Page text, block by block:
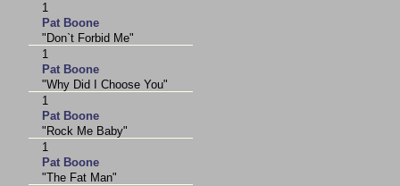
1
Pat Boone
"Don`t Forbid Me"
1
Pat Boone
"Why Did I Choose You"
1
Pat Boone
"Rock Me Baby"
1
Pat Boone
"The Fat Man"